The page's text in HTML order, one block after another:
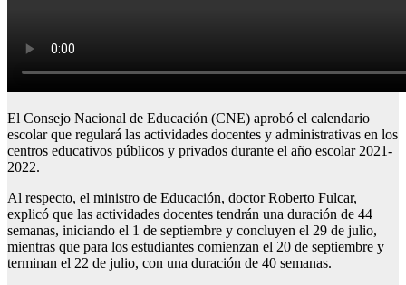
El Consejo Nacional de Educación (CNE) aprobó el calendario
escolar que regulará las actividades docentes y administrativas en los
centros educativos públicos y privados durante el año escolar 2021-
2022.
Al respecto, el ministro de Educación, doctor Roberto Fulcar,
explicó que las actividades docentes tendrán una duración de 44
semanas, iniciando el 1 de septiembre y concluyen el 29 de julio,
mientras que para los estudiantes comienzan el 20 de septiembre y
terminan el 22 de julio, con una duración de 40 semanas.